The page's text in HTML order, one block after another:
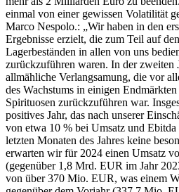
einmal von einer gewissen Volatilität
Marco Nespolo.: „Wir haben in den
Ergebnisse erzielt, die zum Teil auf
Lagerbeständen in allen von uns
zurückzuführen waren. In der zweiten
allmähliche Verlangsamung, die vor
des Wachstums in einigen
Spirituosen zurückzuführen war.
positives Jahr, das nach unserer
von etwa 10 % bei Umsatz und
letzten Monaten des Jahres keine
erwarten wir für 2024 einen Umsatz
(gegenüber 1,8 Mrd. EUR im Jahr
von über 370 Mio. EUR, was einem